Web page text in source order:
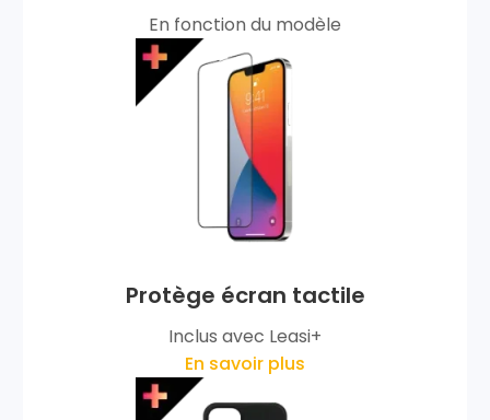
En fonction du modèle
Protège écran tactile
Inclus avec Leasi+
En savoir plus